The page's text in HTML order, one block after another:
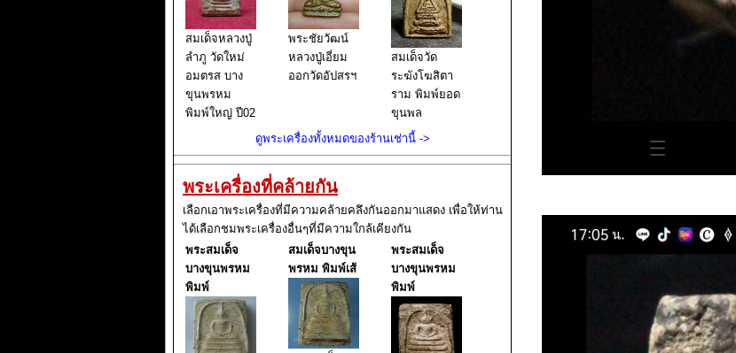
สมเด็จหลวงปู่
ลำภู วัดใหม่
อมตรส บาง
ขุนพรหม
พิมพ์ใหญ่ ปี02
พระชัยวัฒน์
หลวงปู่เอี่ยม
ออกวัดอัปสรฯ
สมเด็จวัด
ระฆังโฆสิตา
ราม พิมพ์ยอด
ขุนพล
ดูพระเครื่องทั้งหมดของร้านเช่านี้ ->
พระเครื่องที่คล้ายกัน
เลือกเอาพระเครื่องที่มีความคล้ายคลึงกันออกมาแสดง เพื่อให้ท่าน
ได้เลือกชมพระเครื่องอื่นๆที่มีความใกล้เคียงกัน
พระสมเด็จ
บางขุนพรหม
พิมพ์
สมเด็จบางขุน
พรหม พิมพ์เส้
พระสมเด็จ
บางขุนพรหม
พิมพ์